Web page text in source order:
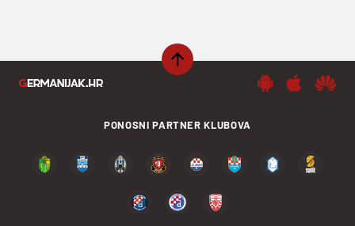
PONOSNI PARTNER KLUBOVA